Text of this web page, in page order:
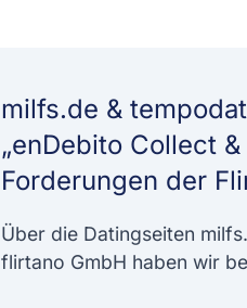
milfs.de &
„enDebito Collect
Forderungen der
Über die Datingseiten
flirtano GmbH haben wir